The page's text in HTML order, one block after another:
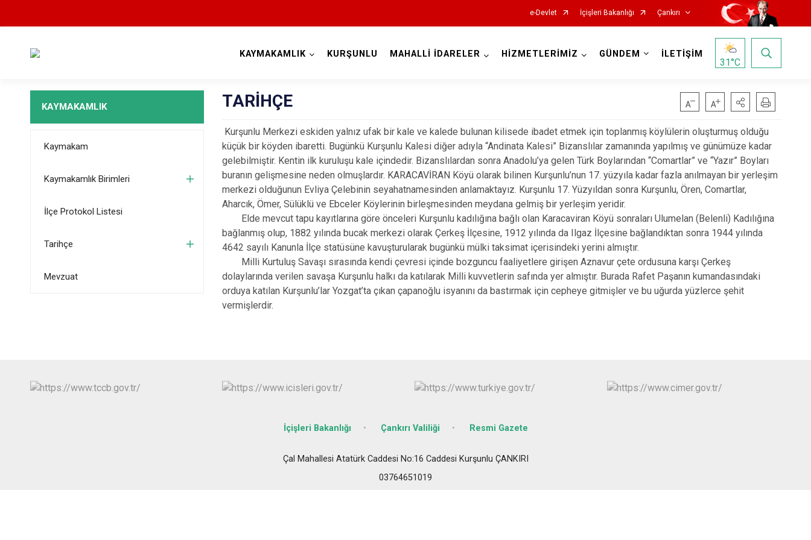
e-Devlet İçişleri Bakanlığı Çankırı
Atkaracalar
Bayramören
Çerkeş
Eldivan
Ilgaz
Kurşunlu
Orta
Şabanözü
Yapraklı
KAYMAKAMLIK KURŞUNLU MAHALLİ İDARELER HİZMETLERİMİZ GÜNDEM İLETİŞİM
31°C
KAYMAKAMLIK
Kaymakam
Kaymakamlık Birimleri
İlçe Protokol Listesi
Tarihçe
Mevzuat
TARİHÇE
Kurşunlu Merkezi eskiden yalnız ufak bir kale ve kalede bulunan kilisede ibadet etmek için toplanmış köylülerin oluşturmuş olduğu
küçük bir köyden ibaretti. Bugünkü Kurşunlu Kalesi diğer adıyla “Andinata Kalesi” Bizanslılar zamanında yapılmış ve günümüze kadar
gelebilmiştir. Kentin ilk kuruluşu kale içindedir. Bizanslılardan sonra Anadolu’ya gelen Türk Boylarından “Comartlar” ve “Yazır” Boyları
buranın gelişmesine neden olmuşlardır. KARACAVİRAN Köyü olarak bilinen Kurşunlu’nun 17. yüzyıla kadar fazla anılmayan bir yerleşim
merkezi olduğunun Evliya Çelebinin seyahatnamesinden anlamaktayız. Kurşunlu 17. Yüzyıldan sonra Kurşunlu, Ören, Comartlar,
Aharcık, Ömer, Sülüklü ve Ebceler Köylerinin birleşmesinden meydana gelmiş bir yerleşim yeridir.
Elde mevcut tapu kayıtlarına göre önceleri Kurşunlu kadılığına bağlı olan Karacaviran Köyü sonraları Ulumelan (Belenli) Kadılığına
bağlanmış olup, 1882 yılında bucak merkezi olarak Çerkeş İlçesine, 1912 yılında da Ilgaz İlçesine bağlandıktan sonra 1944 yılında
4642 sayılı Kanunla İlçe statüsüne kavuşturularak bugünkü mülki taksimat içerisindeki yerini almıştır.
Milli Kurtuluş Savaşı sırasında kendi çevresi içinde bozguncu faaliyetlere girişen Aznavur çete ordusuna karşı Çerkeş
dolaylarında verilen savaşa Kurşunlu halkı da katılarak Milli kuvvetlerin safında yer almıştır. Burada Rafet Paşanın kumandasındaki
orduya katılan Kurşunlu’lar Yozgat’ta çıkan çapanoğlu isyanını da bastırmak için cepheye gitmişler ve bu uğurda yüzlerce şehit
vermişlerdir.
İçişleri Bakanlığı Çankırı Valiliği Resmi Gazete
Çal Mahallesi Atatürk Caddesi No:16 Caddesi Kurşunlu ÇANKIRI
03764651019